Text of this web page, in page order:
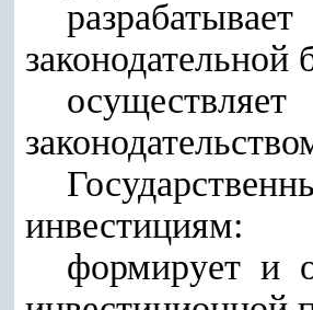
законодательной
инвестициям:
формирует и